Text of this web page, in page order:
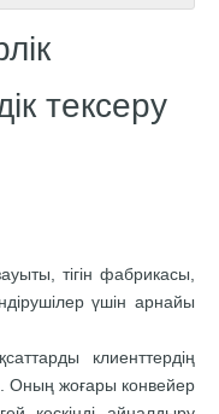
тексеру
тігін фабрикасы,
үшін арнайы
клиенттердің
Оның жоғары конвейер